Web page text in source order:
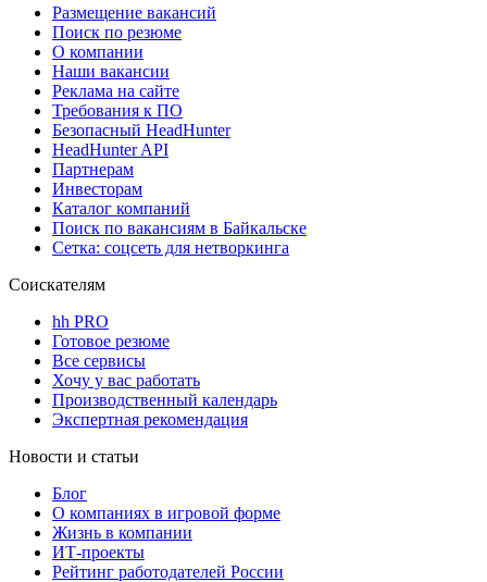
Размещение вакансий
Поиск по резюме
О компании
Наши вакансии
Реклама на сайте
Требования к ПО
Безопасный HeadHunter
HeadHunter API
Партнерам
Инвесторам
Каталог компаний
Поиск по вакансиям в Байкальске
Сетка: соцсеть для нетворкинга
Соискателям
hh PRO
Готовое резюме
Все сервисы
Хочу у вас работать
Производственный календарь
Экспертная рекомендация
Новости и статьи
Блог
О компаниях в игровой форме
Жизнь в компании
ИТ-проекты
Рейтинг работодателей России